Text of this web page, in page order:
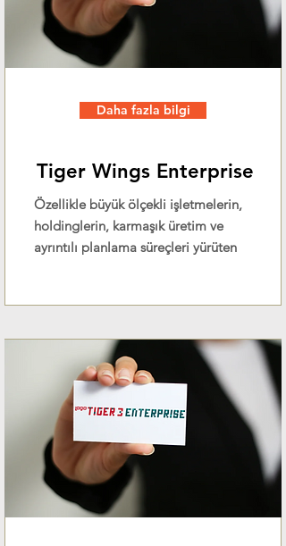
Daha fazla bilgi
Tiger Wings Enterprise
Özellikle büyük ölçekli işletmelerin,
holdinglerin, karmaşık üretim ve
ayrıntılı planlama süreçleri yürüten